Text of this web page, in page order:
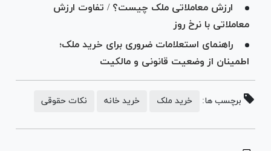
ارزش معاملاتی ملک چیست؟ / تفاوت ارزش
معاملاتی با نرخ روز
راهنمای استعلامات ضروری برای خرید ملک؛
اطمینان از وضعیت قانونی و مالکیت
برچسب ها: خرید ملک خرید خانه نکات حقوقی